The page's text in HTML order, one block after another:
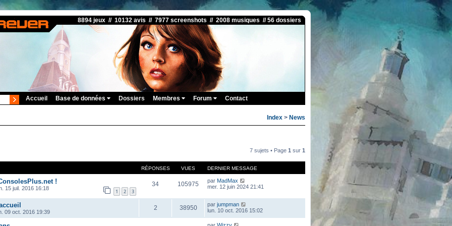
8894 jeux // 10132 avis // 7977 screenshots // 2008 musiques // 56 dossiers
Accueil Base de données Dossiers Membres Forum Contact
Index > News
7 sujets • Page 1 sur 1
RÉPONSES VUES DERNIER MESSAGE
!
15 juil. 2016 16:18 1 2 3
34 105975 par MadMax
mer. 12 juin 2024 21:41
09 oct. 2016 19:39
2 38950 par jumpman
lun. 10 oct. 2016 15:02